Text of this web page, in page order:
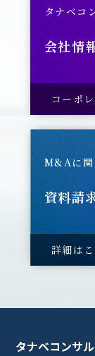
タナベコ
会社情
コーポ
M&Aに関
資料請
詳細は
タナベコンサ